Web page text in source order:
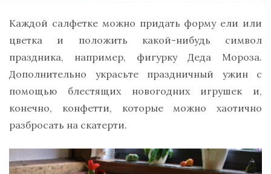
Каждой салфетке можно придать форму ели или
цветка и положить какой-нибудь символ
праздника, например, фигурку Деда Мороза.
Дополнительно украсьте праздничный ужин с
помощью блестящих новогодних игрушек и,
конечно, конфетти, которые можно хаотично
разбросать на скатерти.